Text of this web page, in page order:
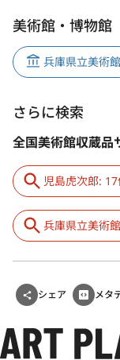
美術館・博物館
兵庫県立美術館
さらに検索
全国美術館収蔵品
児島虎次郎:
兵庫県立美術
シェア メタ